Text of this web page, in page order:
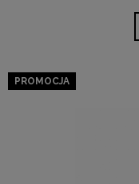
PROMOCJA